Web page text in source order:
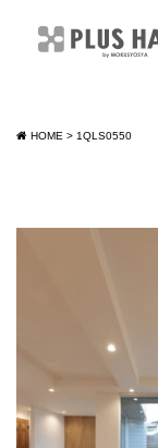
HOME > 1QLS0550